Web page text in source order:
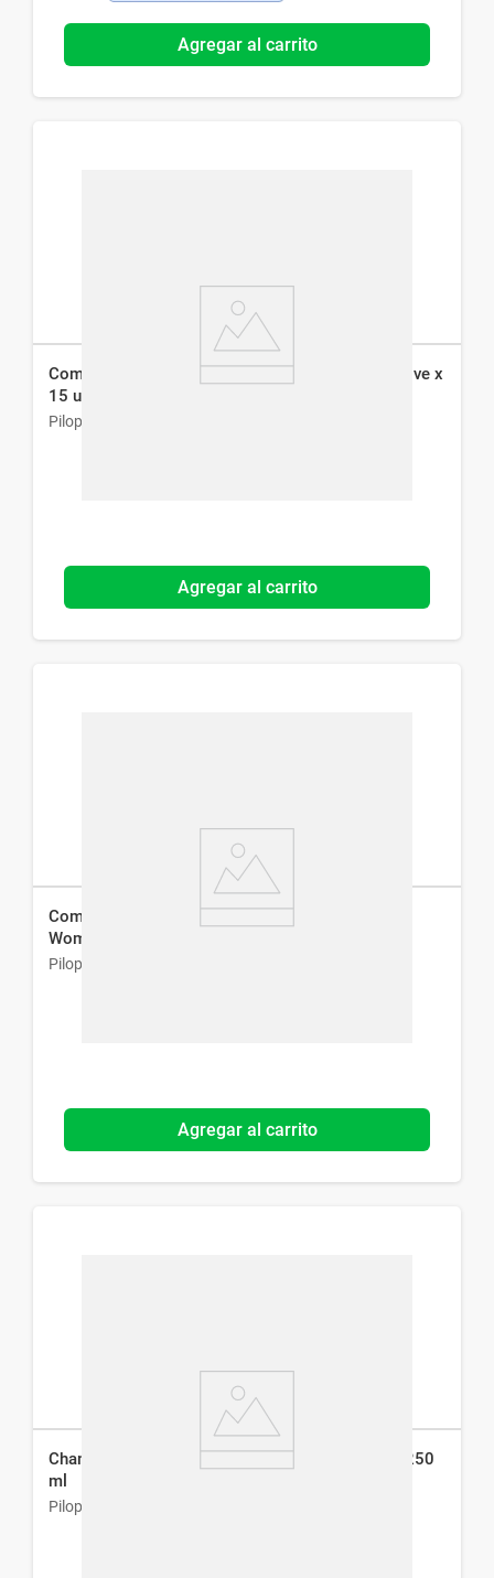
Agregar al carrito
Complemento Dietario Genové Pilopeptan Intensive x
15 un
Pilopetan
Agregar al carrito
Complemento Alimenticio Genové Pilopeptan
Woman x 30 comp
Pilopetan
Agregar al carrito
Champú Anticaida Genové Pilopeptan Woman x 250
ml
Pilopetan